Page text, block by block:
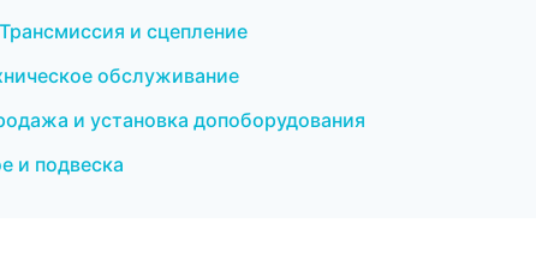
и сцепление
обслуживание
и установка допоборудования
и подвеска